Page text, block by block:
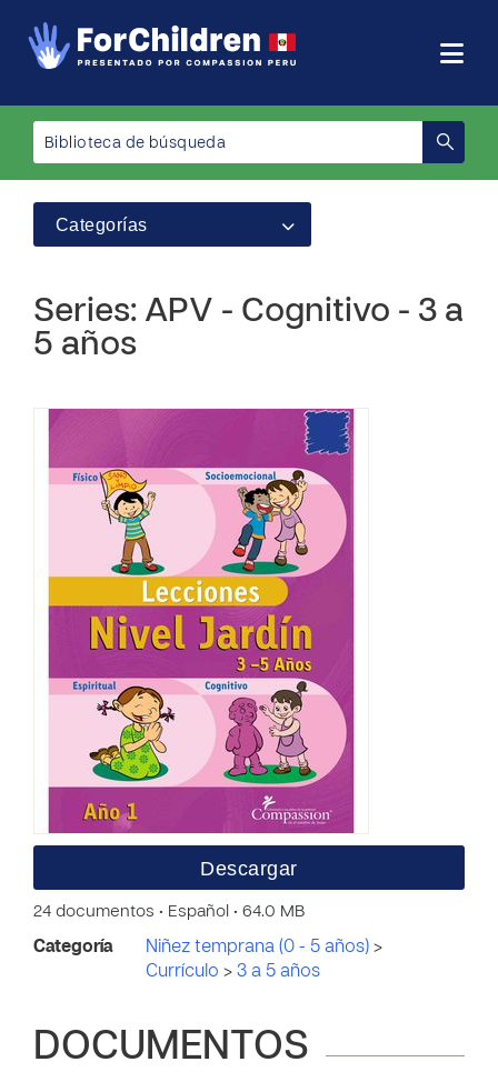
Categorías
Series: APV - Cognitivo - 3 a
5 años
Descargar
24 documentos • Español • 64.0 MB
Categoría Niñez temprana (0 - 5 años) >
Currículo > 3 a 5 años
DOCUMENTOS